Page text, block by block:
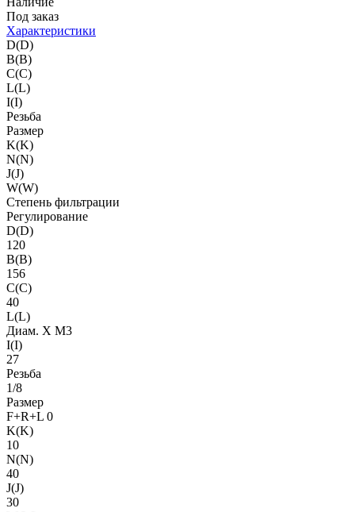
Под заказ
Характеристики
D(D)
B(B)
C(C)
L(L)
I(I)
Резьба
Размер
K(K)
N(N)
J(J)
W(W)
Степень фильтрации
Регулирование
D(D)
120
B(B)
156
C(C)
40
L(L)
Диам. X M3
I(I)
27
Резьба
1/8
Размер
F+R+L 0
K(K)
10
N(N)
40
J(J)
30